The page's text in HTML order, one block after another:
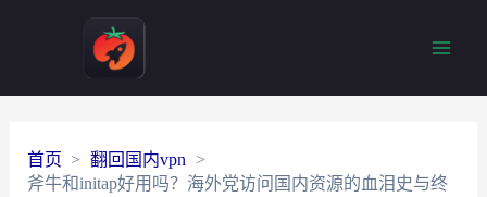
首页
翻回国内vpn
斧牛和initap好用吗？海外党访问国内资源的血泪史与终